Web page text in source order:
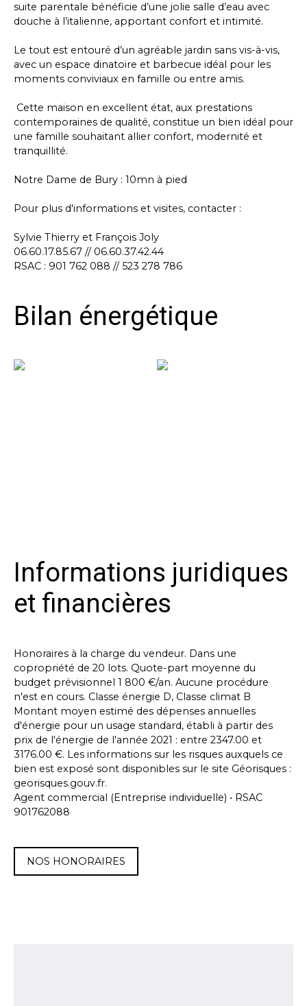
suite parentale bénéficie d’une jolie salle d’eau avec
douche à l’italienne, apportant confort et intimité.
Le tout est entouré d’un agréable jardin sans vis-à-vis,
avec un espace dinatoire et barbecue idéal pour les
moments conviviaux en famille ou entre amis.
Cette maison en excellent état, aux prestations
contemporaines de qualité, constitue un bien idéal pour
une famille souhaitant allier confort, modernité et
tranquillité.
Notre Dame de Bury : 10mn à pied
Pour plus d'informations et visites, contacter :
Sylvie Thierry et François Joly
06.60.17.85.67 // 06.60.37.42.44
RSAC : 901 762 088 // 523 278 786
Bilan énergétique
Informations juridiques
et financières
Honoraires à la charge du vendeur. Dans une
copropriété de 20 lots. Quote-part moyenne du
budget prévisionnel 1 800 €/an. Aucune procédure
n'est en cours. Classe énergie D, Classe climat B
Montant moyen estimé des dépenses annuelles
d'énergie pour un usage standard, établi à partir des
prix de l'énergie de l'année 2021 : entre 2347.00 et
3176.00 €. Les informations sur les risques auxquels ce
bien est exposé sont disponibles sur le site Géorisques :
georisques.gouv.fr.
Agent commercial (Entreprise individuelle) • RSAC
901762088
NOS HONORAIRES